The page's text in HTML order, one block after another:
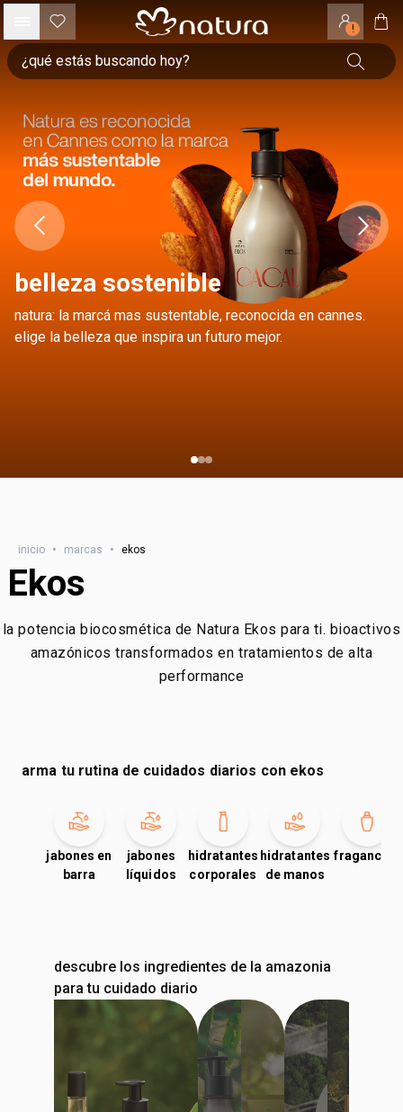
!
belleza sostenible
natura: la marcá mas sustentable, reconocida en cannes.
elige la belleza que inspira un futuro mejor.
inicio • marcas • ekos
Ekos
la potencia biocosmética de Natura Ekos para ti. bioactivos
amazónicos transformados en tratamientos de alta
performance
arma tu rutina de cuidados diarios con ekos
jabones en
barra
jabones
líquidos
hidratantes
corporales
hidratantes
de manos
fragancias
descubre los ingredientes de la amazonia
para tu cuidado diario